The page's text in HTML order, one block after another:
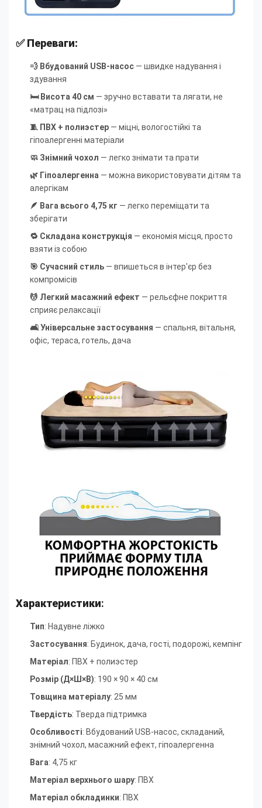
✅ Переваги:
💨 Вбудований USB-насос — швидке надування і
здування
🛏 Висота 40 см — зручно вставати та лягати, не
«матрац на підлозі»
🧵 ПВХ + полиэстер — міцні, вологостійкі та
гіпоалергенні матеріали
🧼 Знімний чохол — легко знімати та прати
🌿 Гіпоалергенна — можна використовувати дітям та
алергікам
🪶 Вага всього 4,75 кг — легко переміщати та
зберігати
🔁 Складана конструкція — економія місця, просто
взяти із собою
🎯 Сучасний стиль — впишеться в інтер'єр без
компромісів
💆 Легкий масажний ефект — рельєфне покриття
сприяє релаксації
🛋 Універсальне застосування — спальня, вітальня,
офіс, тераса, готель, дача
Характеристики:
Тип: Надувне ліжко
Застосування: Будинок, дача, гості, подорожі, кемпінг
Матеріал: ПВХ + полиэстер
Розмір (Д×Ш×В): 190 × 90 × 40 см
Товщина матеріалу: 25 мм
Твердість: Тверда підтримка
Особливості: Вбудований USB-насос, складаний,
знімний чохол, масажний ефект, гіпоалергенна
Вага: 4,75 кг
Матеріал верхнього шару: ПВХ
Матеріал обкладинки: ПВХ